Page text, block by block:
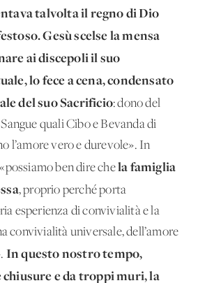
talvolta il regno di Dio
Gesù scelse la mensa
ai discepoli il suo
lo fece a cena, condensato
del suo Sacrificio: dono del
quali Cibo e Bevanda di
l’amore vero e durevole». In
ben dire chela famiglia
, proprio perché porta
esperienza di convivialità e la
convivialità universale, dell’amore
In questo nostro tempo,
e da troppi muri, la